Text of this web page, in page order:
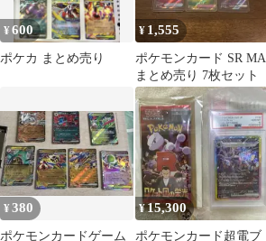
¥600
ポケカ まとめ売り
¥ 1,555
ポケモンカード SR MA
まとめ売り 7枚セット
¥380
ポケモンカードゲーム
¥15,300
ポケモンカード超電ブ